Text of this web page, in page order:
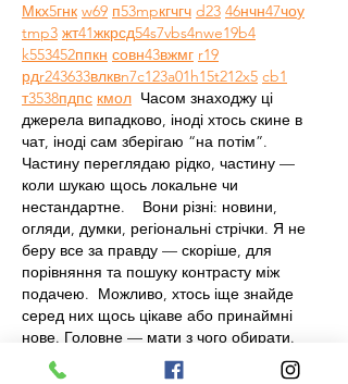
Мкх5гнк w69 п53mpкгчгч d23 46нчн47чоу
tmp3 жт41жкрсд54s7vbs4nwe19b4
k553452ппкн совн43вжмг r19
рдr243633влквn7c123a01 h15t212x5 cb1
т3538пдпс кмол
  Часом знаходжу ці
джерела випадково, іноді хтось скине в
чат, іноді сам зберігаю “на потім”.
Частину переглядаю рідко, частину —
коли шукаю щось локальне чи
нестандартне.    Вони різні: новини,
огляди, думки, регіональні стрічки. Я не
беру все за правду — скоріше, для
порівняння та пошуку контрасту між
подачею.  Можливо, хтось іще знайде
серед них щось цікаве або принаймні
нове. Головне — мати з чого обирати.
いいね！ 返信